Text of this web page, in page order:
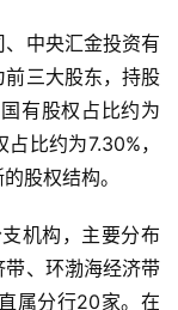
中央汇金投资有
三大股东，持股
有股权占比约为
比约为7.30%，
股权结构。
机构，主要分布
、环渤海经济带
属分行20家。在